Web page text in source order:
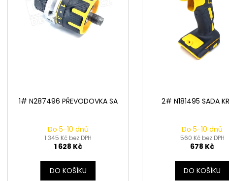
1# N287496 PŘEVODOVKA SA
Do 5-10 dnů
1 345 Kč bez DPH
1 628 Kč
DO KOŠÍKU
2# N181495 SADA
Do 5-10 dnů
560 Kč bez DPH
678 Kč
DO KOŠÍKU